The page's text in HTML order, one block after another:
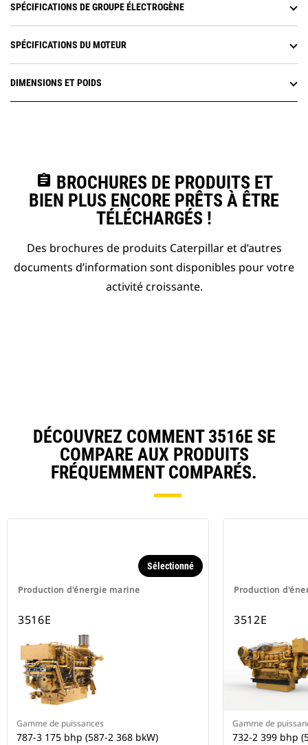
SPÉCIFICATIONS DE GROUPE ÉLECTROGÈNE
SPÉCIFICATIONS DU MOTEUR
DIMENSIONS ET POIDS
assignment BROCHURES DE PRODUITS ET
BIEN PLUS ENCORE PRÊTS À ÊTRE
TÉLÉCHARGÉS !
Des brochures de produits Caterpillar et d’autres
documents d’information sont disponibles pour votre
activité croissante.
DÉCOUVREZ COMMENT 3516E SE
COMPARE AUX PRODUITS
FRÉQUEMMENT COMPARÉS.
Production d'énergie marine
Sélectionné
3516E
Gamme de puissances
787-3 175 bhp (587-2 368 bkW)
Production
3512E
Gamme de
732-2 399 bhp